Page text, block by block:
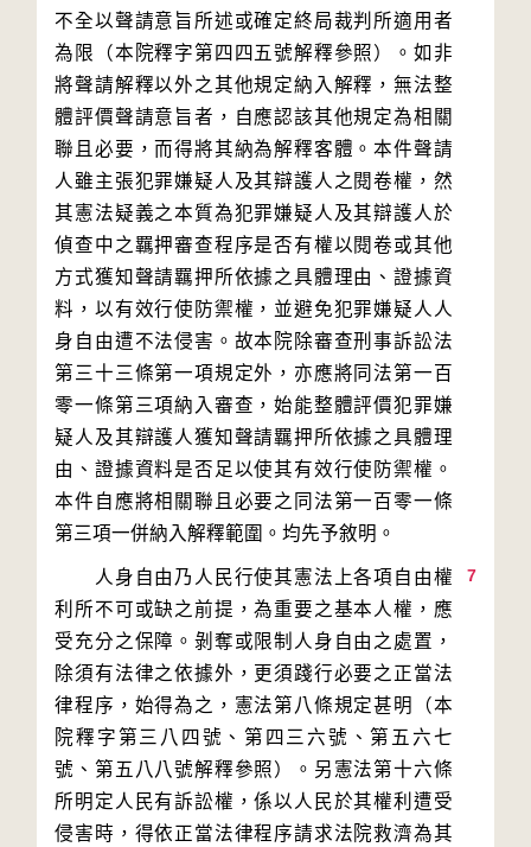
不全以聲請意旨所述或確定終局裁判所適用者
為限（本院釋字第四四五號解釋參照）。如非
將聲請解釋以外之其他規定納入解釋，無法整
體評價聲請意旨者，自應認該其他規定為相關
聯且必要，而得將其納為解釋客體。本件聲請
人雖主張犯罪嫌疑人及其辯護人之閱卷權，然
其憲法疑義之本質為犯罪嫌疑人及其辯護人於
偵查中之羈押審查程序是否有權以閱卷或其他
方式獲知聲請羈押所依據之具體理由、證據資
料，以有效行使防禦權，並避免犯罪嫌疑人人
身自由遭不法侵害。故本院除審查刑事訴訟法
第三十三條第一項規定外，亦應將同法第一百
零一條第三項納入審查，始能整體評價犯罪嫌
疑人及其辯護人獲知聲請羈押所依據之具體理
由、證據資料是否足以使其有效行使防禦權。
本件自應將相關聯且必要之同法第一百零一條
7
人身自由乃人民行使其憲法上各項自由權
利所不可或缺之前提，為重要之基本人權，應
受充分之保障。剝奪或限制人身自由之處置，
除須有法律之依據外，更須踐行必要之正當法
律程序，始得為之，憲法第八條規定甚明（本
院釋字第三八四號、第四三六號、第五六七
號、第五八八號解釋參照）。另憲法第十六條
所明定人民有訴訟權，係以人民於其權利遭受
侵害時，得依正當法律程序請求法院救濟為其